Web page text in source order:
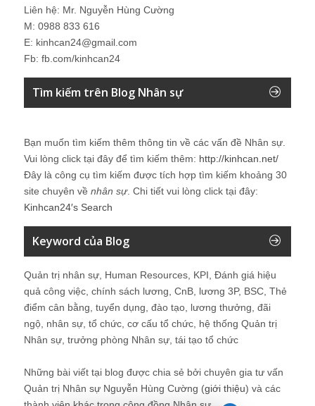
Liên hệ: Mr. Nguyễn Hùng Cường
M: 0988 833 616
E: kinhcan24@gmail.com
Fb: fb.com/kinhcan24
Tìm kiếm trên Blog Nhân sự
Bạn muốn tìm kiếm thêm thông tin về các vấn đề Nhân sự
Vui lòng click tại đây để tìm kiếm thêm: http://kinhcan.net/
Đây là công cụ tìm kiếm được tích hợp tìm kiếm khoảng 30
site chuyên về nhân sự. Chi tiết vui lòng click tại đây:
Kinhcan24′s Search
Keyword của Blog
Quản trị nhân sự, Human Resources, KPI, Đánh giá hiệu
quả công việc, chính sách lương, CnB, lương 3P, BSC, Thẻ
điểm cân bằng, tuyển dụng, đào tạo, lương thưởng, đãi
ngộ, nhân sự, tổ chức, cơ cấu tổ chức, hệ thống Quản trị
Nhân sự, trưởng phòng Nhân sự, tái tạo tổ chức
Những bài viết tại blog được chia sẻ bởi chuyên gia tư vấn
Quản trị Nhân sự Nguyễn Hùng Cường (giới thiệu) và các